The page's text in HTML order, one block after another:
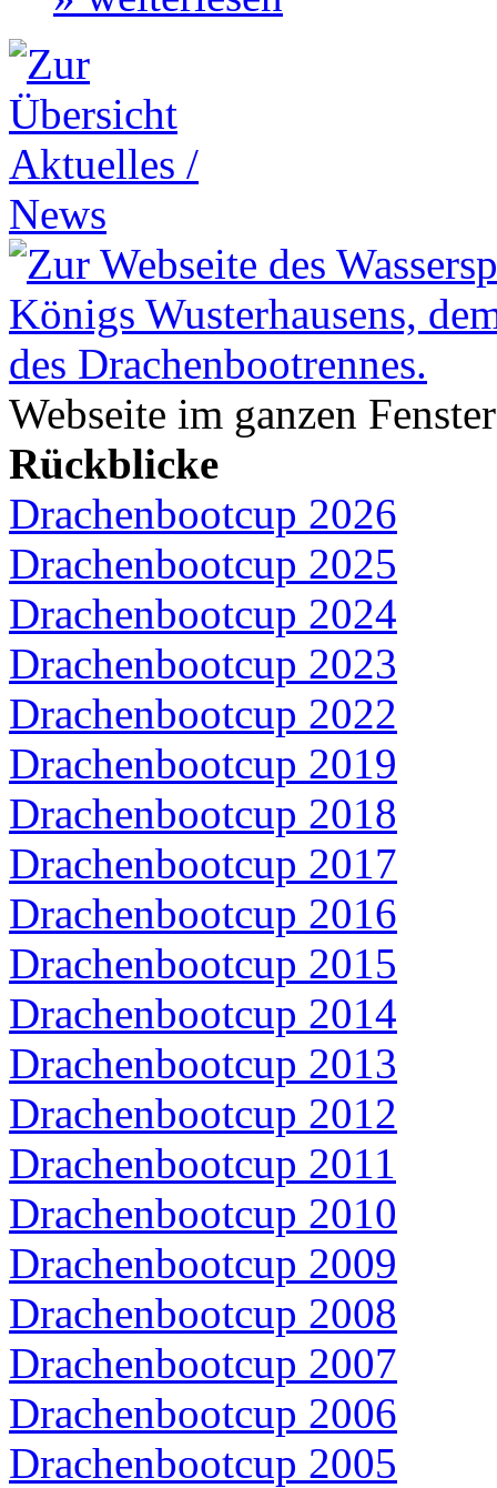
Webseite im ganzen
Rückblicke
Drachenbootcup 2026
Drachenbootcup 2025
Drachenbootcup 2024
Drachenbootcup 2023
Drachenbootcup 2022
Drachenbootcup 2019
Drachenbootcup 2018
Drachenbootcup 2017
Drachenbootcup 2016
Drachenbootcup 2015
Drachenbootcup 2014
Drachenbootcup 2013
Drachenbootcup 2012
Drachenbootcup 2011
Drachenbootcup 2010
Drachenbootcup 2009
Drachenbootcup 2008
Drachenbootcup 2007
Drachenbootcup 2006
Drachenbootcup 2005